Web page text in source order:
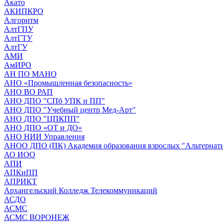
Акато
АКИПКРО
Алгоритм
АлтГПУ
АлтГТУ
АлтГУ
АМИ
АмИРО
АН ПО МАНО
АНО «Промышленная безопасность»
АНО ВО РАП
АНО ДПО "СПб УПК и ПП"
АНО ДПО "Учебный центр Мед-Арт"
АНО ДПО "ЦПКПП"
АНО ДПО «ОТ и ДО»
АНО НИИ Управления
АНОО ДПО (ПК) Академия образования взрослых
АО ИОО
АПИ
АПКиПП
АПРИКТ
Архангельский Колледж Телекоммуникаций
АСДО
АСМС
АСМС ВОРОНЕЖ